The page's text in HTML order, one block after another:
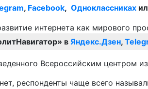
, Facebook, Одноклассниках
в Яндекс.Дзен,
Всероссийским центром
респонденты чаще всего